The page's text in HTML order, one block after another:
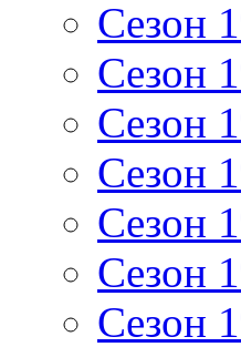
Сезон
Сезон
Сезон
Сезон
Сезон
Сезон
Сезон